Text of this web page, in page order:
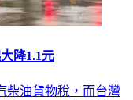
降1.1元
柴油貨物稅，而台灣